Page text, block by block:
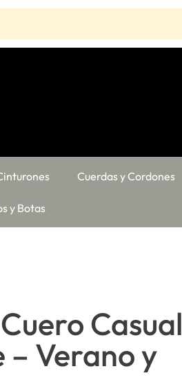
Cuerdas y Cordones
y Botas
Casual
Verano y